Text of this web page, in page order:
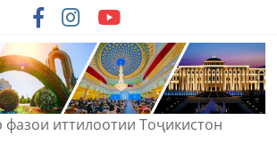
фазои иттилоотии Тоҷикистон